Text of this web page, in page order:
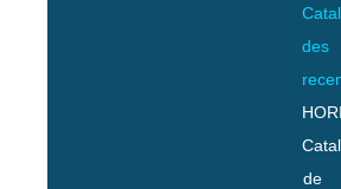
des
de